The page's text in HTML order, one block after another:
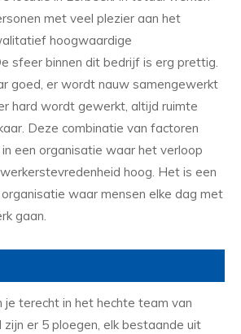
met veel plezier aan het
hoogwaardige
sfeer binnen dit bedrijf is erg prettig.
goed, er wordt nauw samengewerkt
hard wordt gewerkt, altijd ruimte
Deze combinatie van factoren
een organisatie waar het verloop
hoog. Het is een
waar mensen elke dag met
gaan.
je terecht in het hechte team van
er 5 ploegen, elk bestaande uit